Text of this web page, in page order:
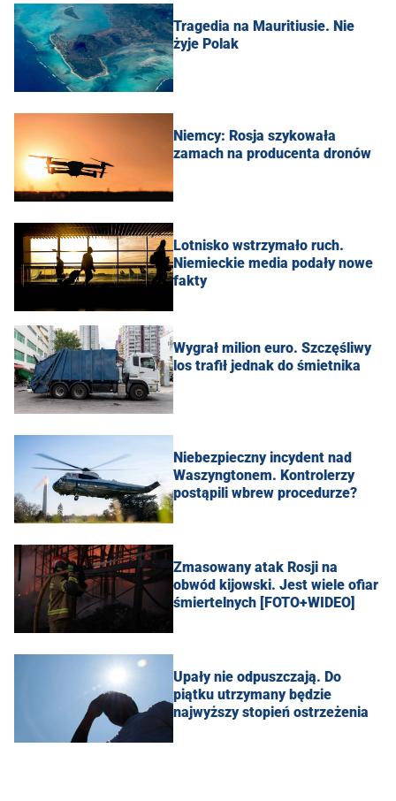
Tragedia na Mauritiusie. Nie
żyje Polak
Niemcy: Rosja szykowała
zamach na producenta dronów
Lotnisko wstrzymało ruch.
Niemieckie media podały nowe
fakty
Wygrał milion euro. Szczęśliwy
los trafił jednak do śmietnika
Niebezpieczny incydent nad
Waszyngtonem. Kontrolerzy
postąpili wbrew procedurze?
Zmasowany atak Rosji na
obwód kijowski. Jest wiele ofiar
śmiertelnych [FOTO+WIDEO]
Upały nie odpuszczają. Do
piątku utrzymany będzie
najwyższy stopień ostrzeżenia